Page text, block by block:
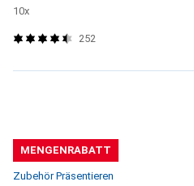
10x
252
MENGENRABATT
Zubehör Präsentieren